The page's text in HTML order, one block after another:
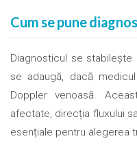
Cum se pune
Diagnosticul se
se adaugă, dacă
Doppler venoasă.
afectate, direcția fluxului
esențiale pentru alegerea